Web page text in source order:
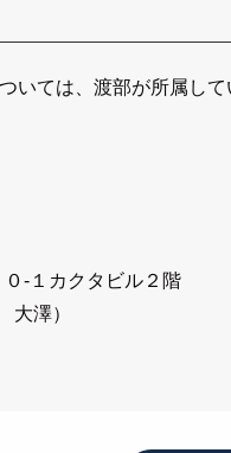
提供いただく際の目的
質問に対する回答とし
供の禁止
した個人情報を適切に
いては、渡部が所属し
‐１カクタビル２階
澤）